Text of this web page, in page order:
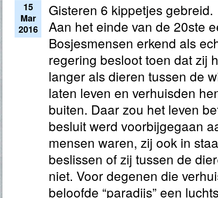
15
Mar
2016
Gisteren 6 kippetjes gebreid.
Aan het einde van de 20ste
Bosjesmensen erkend als
regering besloot toen dat zij
langer als dieren tussen de
laten leven en verhuisden
buiten. Daar zou het leven
besluit werd voorbijgegaan
mensen waren, zij ook in
beslissen of zij tussen de
niet. Voor degenen die
beloofde “paradijs” een